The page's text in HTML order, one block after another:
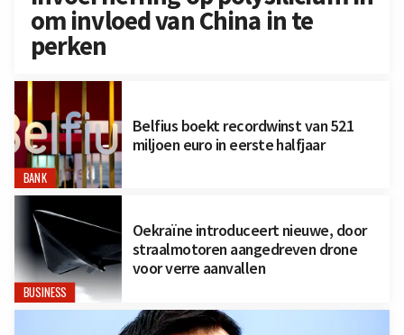
om invloed van China in te
perken
BANK
Belfius boekt recordwinst van 521
miljoen euro in eerste halfjaar
BUSINESS
Oekraïne introduceert nieuwe, door
straalmotoren aangedreven drone
voor verre aanvallen